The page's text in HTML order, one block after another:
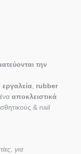
την
εργαλεία rubber
αποκλειστικά
& nail
για